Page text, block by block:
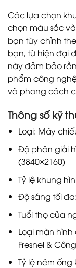
Các lựa chọn
chọn màu sắc
bạn tùy chỉnh
bạn, từ hiện đại
này đảm bảo
phẩm công
và phong cách
Thông số kỹ
Loại: Máy
Độ phân giải
(3840×2160)
Tỷ lệ khung
Độ sáng tối
Tuổi thọ của
Loại màn
Fresnel &
Tỷ lệ ném ống